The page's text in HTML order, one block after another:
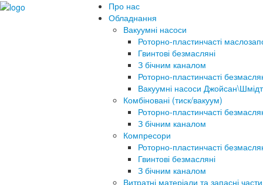
Про нас
Обладнання
Вакуумні насоси
Роторно-пластинчасті
Гвинтові безмасляні
З бічним каналом
Роторно-пластинчасті
Вакуумні насоси Джойсан\Шмідт
Комбіновані (тиск/вакуум)
Роторно-пластинчасті
З бічним каналом
Компресори
Роторно-пластинчасті
Гвинтові безмасляні
З бічним каналом
Витратні матеріали та запасні